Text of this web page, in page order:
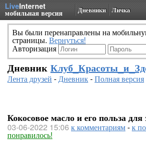
LiveInternet
мобильная версия Дневники Личка
Вы были перенаправлены на
страницы. Вернуться!
Авторизация
Дневник
Лента друзей -Дневник-Полная версия
Кокосовое масло и его польза для
03-06-2022 15:06 к комментариям-к
понравилось!